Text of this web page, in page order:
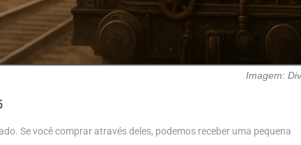
Imagem:
Se você comprar através deles, podemos receber uma pequena